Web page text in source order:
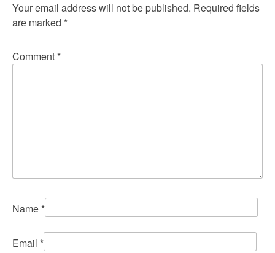
Your email address will not be published. Required fields
are marked *
Comment *
Name *
Email *